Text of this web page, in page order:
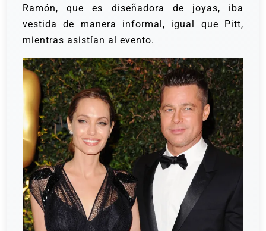
Ramón, que es diseñadora de joyas, iba
vestida de manera informal, igual que Pitt,
mientras asistían al evento.